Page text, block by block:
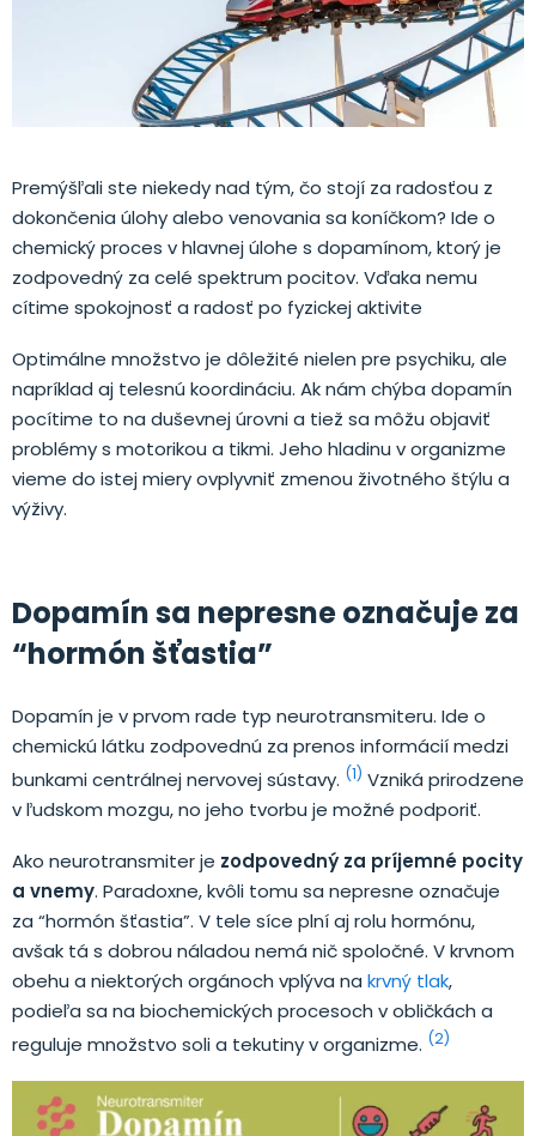
Premýšľali ste niekedy nad tým, čo stojí za radosťou z
dokončenia úlohy alebo venovania sa koníčkom? Ide o
chemický proces v hlavnej úlohe s dopamínom, ktorý je
zodpovedný za celé spektrum pocitov. Vďaka nemu
cítime spokojnosť a radosť po fyzickej aktivite
Optimálne množstvo je dôležité nielen pre psychiku, ale
napríklad aj telesnú koordináciu. Ak nám chýba dopamín
pocítime to na duševnej úrovni a tiež sa môžu objaviť
problémy s motorikou a tikmi. Jeho hladinu v organizme
vieme do istej miery ovplyvniť zmenou životného štýlu a
výživy.
Dopamín sa nepresne označuje za
“hormón šťastia”
Dopamín je v prvom rade typ neurotransmiteru. Ide o
chemickú látku zodpovednú za prenos informácií medzi
bunkami centrálnej nervovej sústavy. (1) Vzniká prirodzene
v ľudskom mozgu, no jeho tvorbu je možné podporiť.
Ako neurotransmiter je zodpovedný za príjemné pocity
a vnemy. Paradoxne, kvôli tomu sa nepresne označuje
za “hormón šťastia”. V tele síce plní aj rolu hormónu,
avšak tá s dobrou náladou nemá nič spoločné. V krvnom
obehu a niektorých orgánoch vplýva na krvný tlak,
podieľa sa na biochemických procesoch v obličkách a
reguluje množstvo soli a tekutiny v organizme. (2)